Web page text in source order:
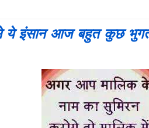
इंसान आज बहुत कुछ भुगत